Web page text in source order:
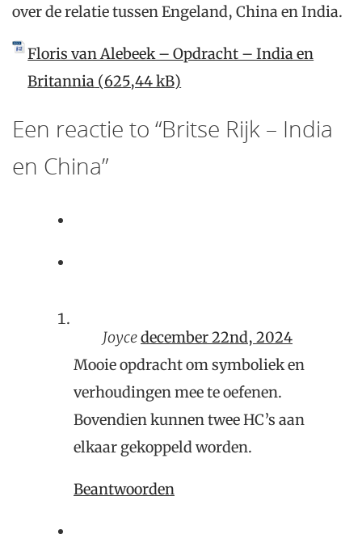
over de relatie tussen Engeland, China en India.
Floris van Alebeek – Opdracht – India en
Britannia
Een reactie to “Britse Rijk – India
en China”
Joycedecember 22nd, 2024
Mooie opdracht om symboliek en
verhoudingen mee te oefenen.
Bovendien kunnen twee HC’s aan
elkaar gekoppeld worden.
Beantwoorden